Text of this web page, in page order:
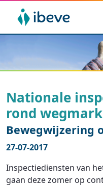
Nationale
rond
Bewegwijzering
27-07-2017
Inspectiediensten van
gaan deze zomer op